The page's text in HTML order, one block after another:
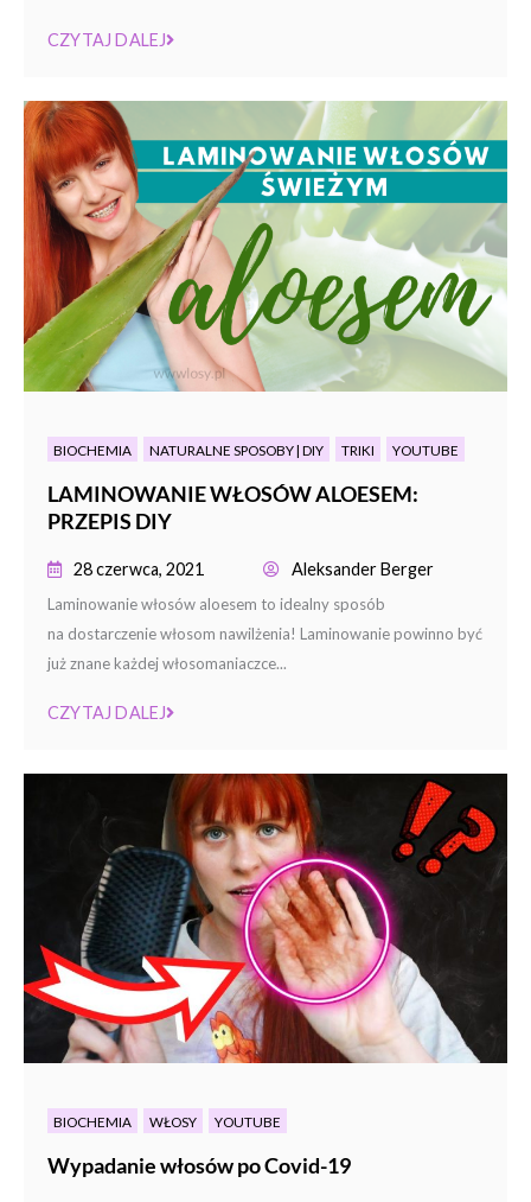
CZYTAJ DALEJ
BIOCHEMIA NATURALNE SPOSOBY | DIY TRIKI YOUTUBE
LAMINOWANIE WŁOSÓW ALOESEM:
PRZEPIS DIY
28 czerwca, 2021 Aleksander Berger
Laminowanie włosów aloesem to idealny sposób
na dostarczenie włosom nawilżenia! Laminowanie powinno być
już znane każdej włosomaniaczce...
CZYTAJ DALEJ
BIOCHEMIA WŁOSY YOUTUBE
Wypadanie włosów po Covid-19